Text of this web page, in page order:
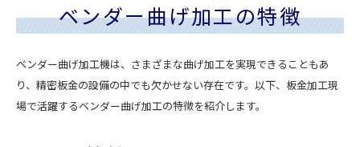
ベンダー曲げ加工の特徴
ベンダー曲げ加工機は、さまざまな曲げ加工を実現できることもあ
り、精密板金の設備の中でも欠かせない存在です。以下、板金加工現
場で活躍するベンダー曲げ加工の特徴を紹介します。